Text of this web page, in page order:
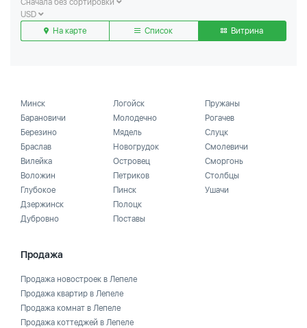
Сначала без сортировки
USD
На карте
Список Витрина
Минск
Барановичи
Березино
Браслав
Вилейка
Воложин
Глубокое
Дзержинск
Дубровно
Логойск
Молодечно
Мядель
Новогрудок
Островец
Петриков
Пинск
Полоцк
Поставы
Пружаны
Рогачев
Слуцк
Смолевичи
Сморгонь
Столбцы
Ушачи
Продажа
Продажа новостроек в Лепеле
Продажа квартир в Лепеле
Продажа комнат в Лепеле
Продажа коттеджей в Лепеле